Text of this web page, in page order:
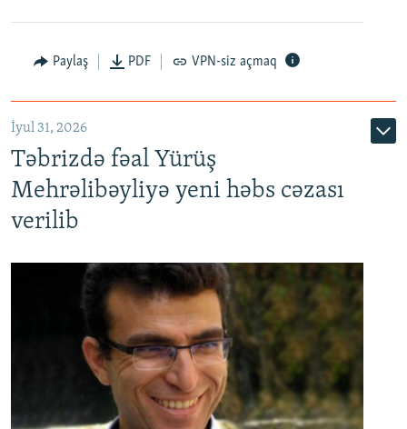
Paylaş PDF VPN-siz açmaq
İyul 31, 2026
Təbrizdə fəal Yürüş
Mehrəlibəyliyə yeni həbs cəzası
verilib